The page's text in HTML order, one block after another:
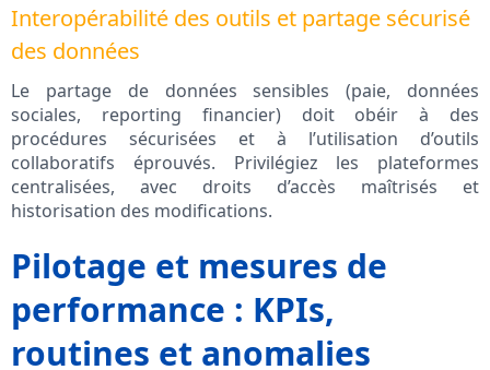
Interopérabilité des outils et partage sécurisé
des données
Le partage de données sensibles (paie, données
sociales, reporting financier) doit obéir à des
procédures sécurisées et à l’utilisation d’outils
collaboratifs éprouvés. Privilégiez les plateformes
centralisées, avec droits d’accès maîtrisés et
historisation des modifications.
Pilotage et mesures de
performance : KPIs,
routines et anomalies